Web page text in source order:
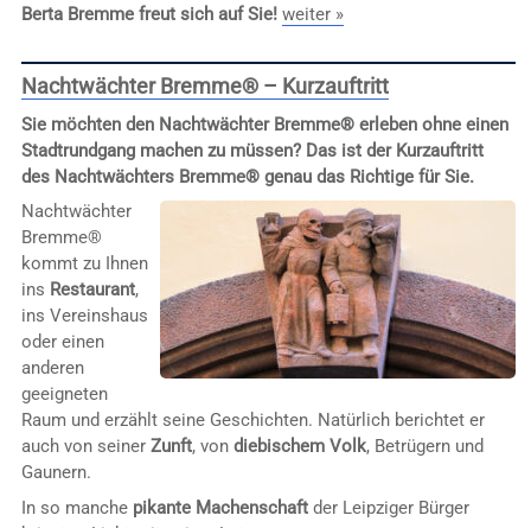
Berta Bremme freut sich auf Sie! weiter »
Nachtwächter Bremme® – Kurzauftritt
Sie möchten den Nachtwächter Bremme® erleben ohne einen
Stadtrundgang machen zu müssen? Das ist der Kurzauftritt
des Nachtwächters Bremme® genau das Richtige für Sie.
Nachtwächter
Bremme®
kommt zu Ihnen
ins Restaurant,
ins Vereinshaus
oder einen
anderen
geeigneten
Raum und erzählt seine Geschichten. Natürlich berichtet er
auch von seiner Zunft, von diebischem Volk, Betrügern und
Gaunern.
In so manche pikante Machenschaftder Leipziger Bürger